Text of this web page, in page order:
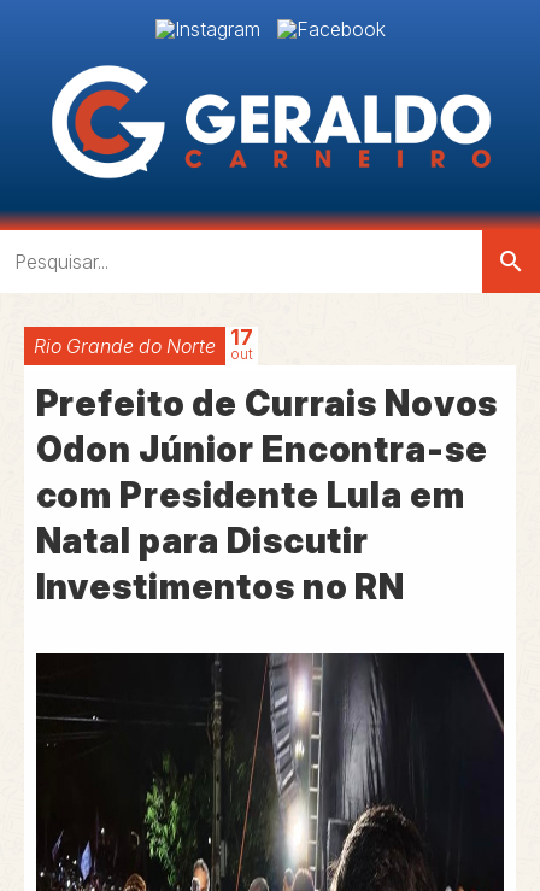
search
Rio Grande do Norte 17
out
Prefeito de Currais Novos
Odon Júnior Encontra-se
com Presidente Lula em
Natal para Discutir
Investimentos no RN